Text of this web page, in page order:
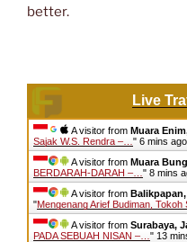
better.
Live
A visitor from Muara
Sajak W.S. Rendra –… " 6 mins ago
A visitor from Muara
BERDARAH-DARAH –… " 8 mins
A visitor from
"Mengenang Arief Budiman, Tokoh
A visitor from Surabaya,
PADA SEBUAH NISAN –… " 13